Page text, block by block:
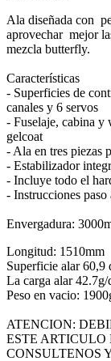
Ala diseñada con
aprovechar mejor
mezcla butterfly.
Características
- Superficies de
canales y 6 servos
- Fuselaje, cabina y
gelcoat
- Ala en tres piezas
- Estabilizador
- Incluye todo el
- Instrucciones
Envergadura:
Longitud: 1510mm
Superficie alar60,9
La carga alar42.7g/
Peso en vacio:
ATENCION:
ESTE ARTICULO
CONSULTENOS